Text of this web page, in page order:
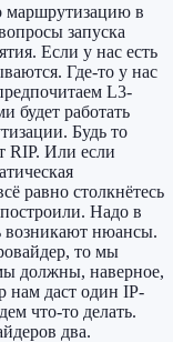
маршрутизацию в
запуска
Если у нас есть
Где-то у нас
L3-
будет работать
Будь то
RIP. Или если
равно столкнётесь
Надо в
возникают нюансы.
то мы
должны, наверное,
нам даст один IP-
что-то делать.
два.